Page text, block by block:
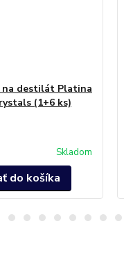
na destilát Platina
(1+6 ks)
Skladom
do košíka